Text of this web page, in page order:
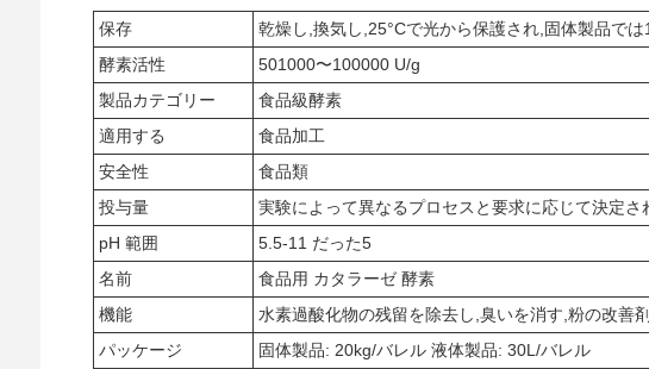
保存
乾燥し,換気し,25°Cで光から保護され,固体製品で
酵素活性
501000〜100000 U/g
製品カテゴリー
食品級酵素
適用する
食品加工
安全性
食品類
投与量
実験によって異なるプロセスと要求に応じて決定さ
pH 範囲
5.5-11 だった5
名前
食品用 カタラーゼ 酵素
機能
水素過酸化物の残留を除去し,臭いを消す,粉の改善
パッケージ
固体製品: 20kg/バレル 液体製品: 30L/バレル